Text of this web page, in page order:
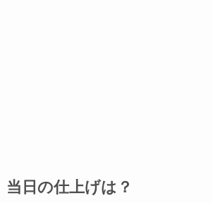
当日の仕上げは？